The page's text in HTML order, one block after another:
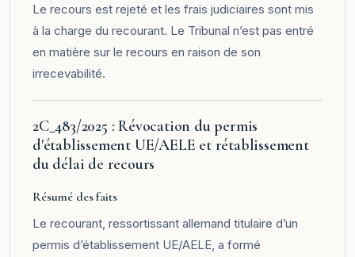
Le recours est rejeté et les frais judiciaires sont mis
à la charge du recourant. Le Tribunal n’est pas entré
en matière sur le recours en raison de son
irrecevabilité.
2C_483/2025 : Révocation du permis
d'établissement UE/AELE et rétablissement
du délai de recours
Résumé des faits
Le recourant, ressortissant allemand titulaire d’un
permis d’établissement UE/AELE, a formé